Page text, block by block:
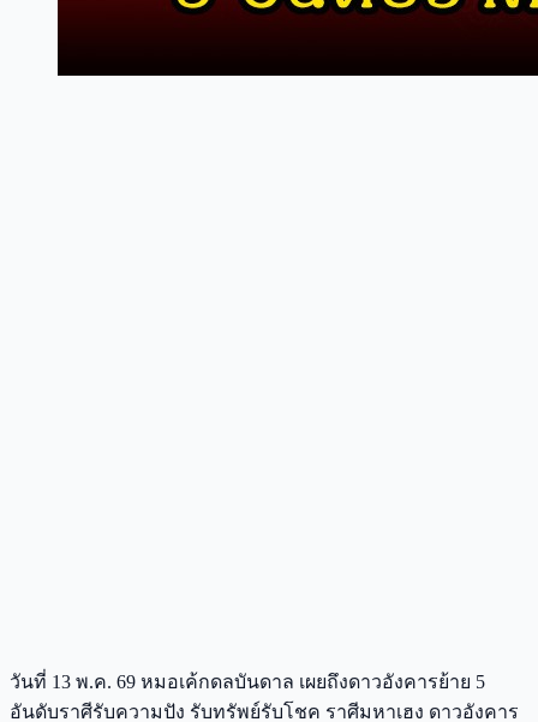
วันที่ 13 พ.ค. 69 หมอเค้กดลบันดาล เผยถึงดาวอังคารย้าย 5
อันดับราศีรับความปัง รับทรัพย์รับโชค ราศีมหาเฮง ดาวอังคาร